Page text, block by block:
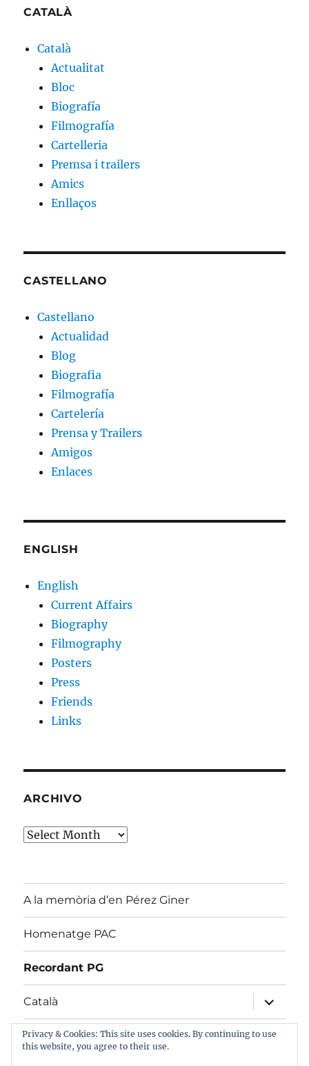
CATALÀ
Català
Actualitat
Bloc
Biografía
Filmografía
Cartelleria
Premsa i trailers
Amics
Enllaços
CASTELLANO
Castellano
Actualidad
Blog
Biografia
Filmografía
Cartelería
Prensa y Trailers
Amigos
Enlaces
ENGLISH
English
Current Affairs
Biography
Filmography
Posters
Press
Friends
Links
ARCHIVO
Archivo
A la memòria d’en Pérez Giner
Homenatge PAC
Recordant PG
Català
expand
child
menu
Castellano
expand
Privacy & Cookies: This site uses cookies. By continuing to use
this website, you agree to their use.